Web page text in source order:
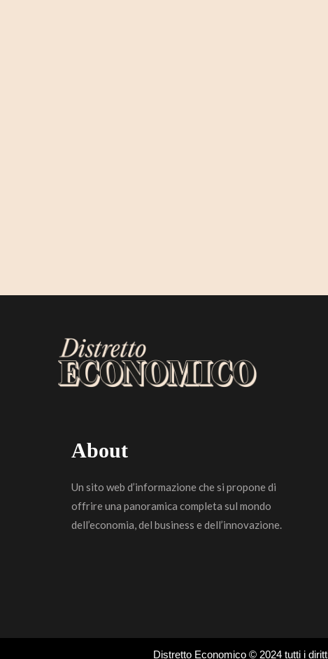
About
Un sito web d’informazione che si propone di
offrire una panoramica completa sul mondo
dell’economia, del business e dell’innovazione.
Distretto Economico © 2024 tutti i